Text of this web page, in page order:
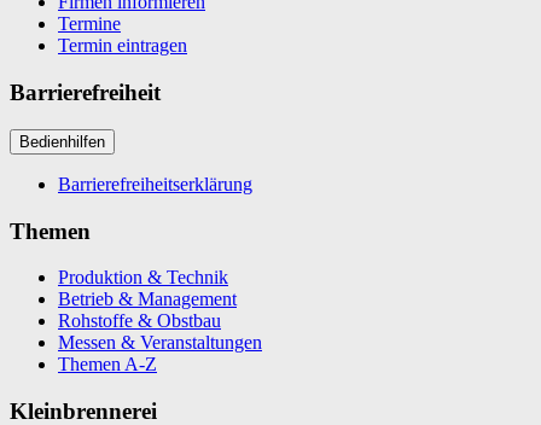
Termine
Termin eintragen
Barrierefreiheit
Bedienhilfen
Barrierefreiheitserklärung
Themen
Produktion & Technik
Betrieb & Management
Rohstoffe & Obstbau
Messen & Veranstaltungen
Themen A-Z
Kleinbrennerei